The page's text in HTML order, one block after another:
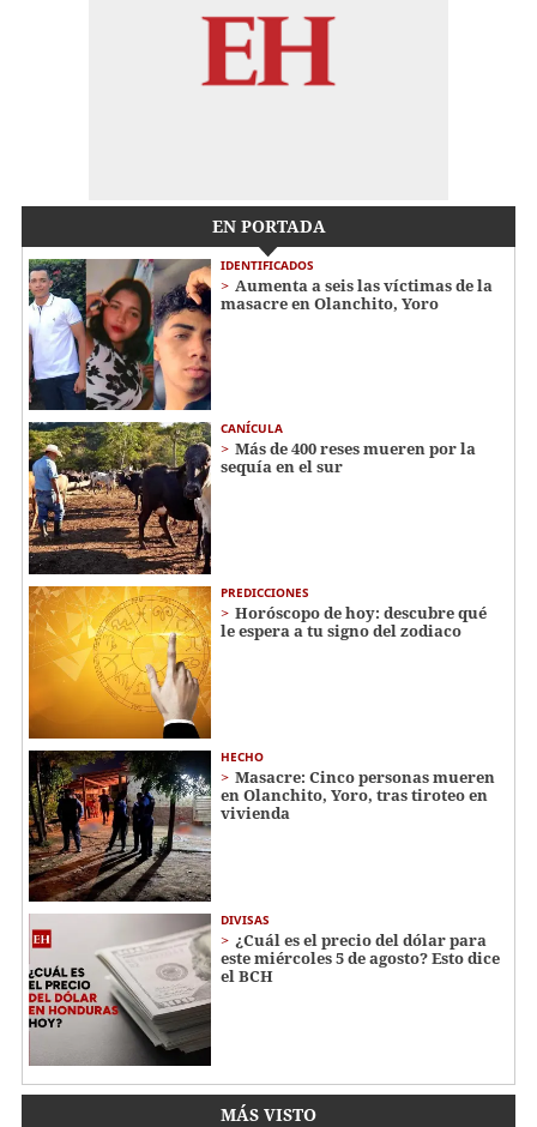
EN PORTADA
IDENTIFICADOS
Aumenta a seis las víctimas de la
masacre en Olanchito, Yoro
CANÍCULA
Más de 400 reses mueren por la
sequía en el sur
PREDICCIONES
Horóscopo de hoy: descubre qué
le espera a tu signo del zodiaco
HECHO
Masacre: Cinco personas mueren
en Olanchito, Yoro, tras tiroteo en
vivienda
DIVISAS
¿Cuál es el precio del dólar para
este miércoles 5 de agosto? Esto dice
el BCH
MÁS VISTO